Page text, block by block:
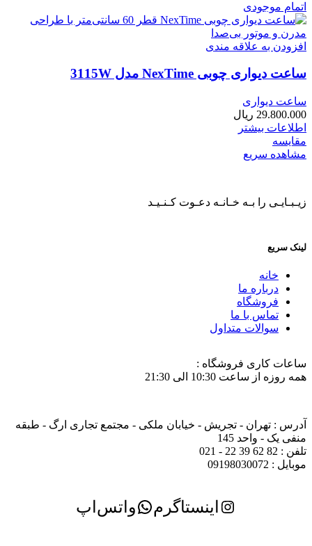
اتمام موجودی
افزودن به علاقه مندی
ساعت دیواری چوبی NexTime مدل 3115W
ساعت دیواری
29.800.000 ریال
اطلاعات بیشتر
مقایسه
مشاهده سریع
زیـبـایـی را بـه خـانـه دعـوت کـنـیـد
لینک سریع
خانه
درباره ما
فروشگاه
تماس با ما
سوالات متداول
ساعات کاری فروشگاه :
همه روزه از ساعت 10:30 الی 21:30
آدرس : تهران - تجریش - خیابان ملکی - مجتمع تجاری ارگ - طبقه
منفی یک - واحد 145
تلفن : 82 62 39 22 - 021
موبایل : 09198030072
اینستاگرم واتس‌اپ